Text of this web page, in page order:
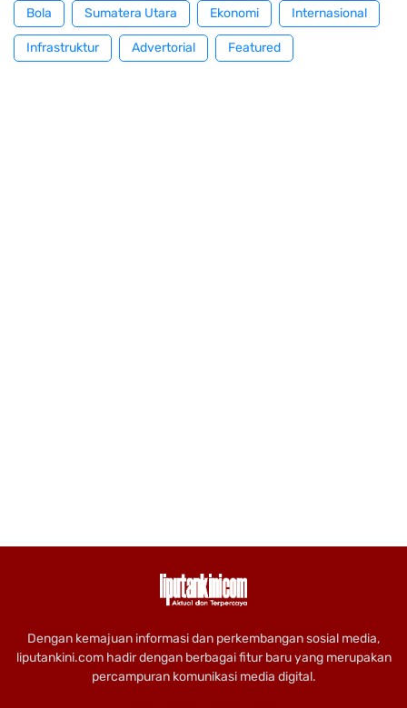
Bola Sumatera Utara Ekonomi Internasional
Infrastruktur Advertorial Featured
Dengan kemajuan informasi dan perkembangan sosial media,
liputankini.com hadir dengan berbagai fitur baru yang merupakan
percampuran komunikasi media digital.